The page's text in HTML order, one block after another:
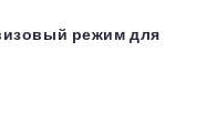
режим для